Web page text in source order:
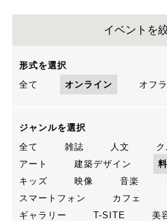
イベントを
形式を選択
全て
オンライン オフ
ジャンルを選択
全て
雑誌 人文
アート
建築デザイン
キッズ
映像 音楽
スマートフォン
カフェ
ギャラリー
T-SITE 美